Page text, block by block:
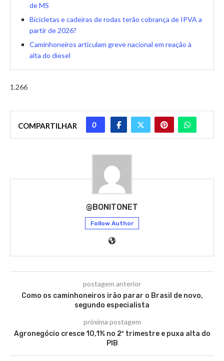
de MS
Bicicletas e cadeiras de rodas terão cobrança de IPVA a
partir de 2026?
Caminhoneiros articulam greve nacional em reação à
alta do diesel
1.266
COMPARTILHAR 0
@BONITONET
Follow Author
postagem anterior
Como os caminhoneiros irão parar o Brasil de novo,
segundo especialista
próxima postagem
Agronegócio cresce 10,1% no 2º trimestre e puxa alta do
PIB